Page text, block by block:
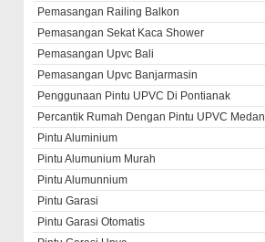
Pemasangan Railing Balkon
Pemasangan Sekat Kaca Shower
Pemasangan Upvc Bali
Pemasangan Upvc Banjarmasin
Penggunaan Pintu UPVC Di Pontianak
Percantik Rumah Dengan Pintu UPVC Medan
Pintu Aluminium
Pintu Alumunium Murah
Pintu Alumunnium
Pintu Garasi
Pintu Garasi Otomatis